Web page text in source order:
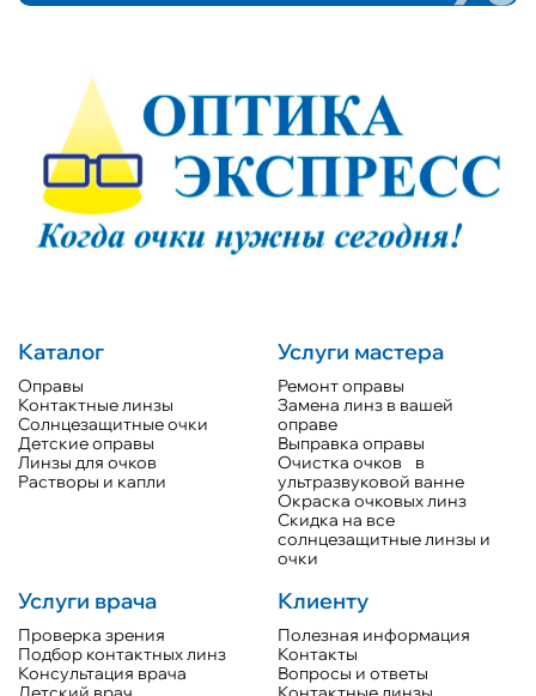
Каталог
Оправы
Контактные линзы
Солнцезащитные очки
Детские оправы
Линзы для очков
Растворы и капли
Услуги мастера
Ремонт оправы
Замена линз в вашей
оправе
Выправка оправы
Очистка очков в
ультразвуковой ванне
Окраска очковых линз
Скидка на все
солнцезащитные линзы и
очки
Услуги врача
Проверка зрения
Подбор контактных линз
Консультация врача
Клиенту
Полезная информация
Контакты
Вопросы и ответы